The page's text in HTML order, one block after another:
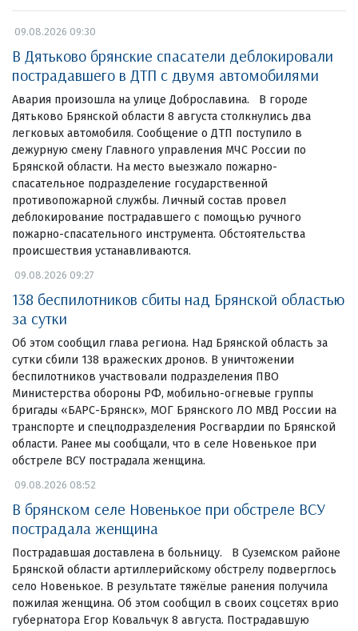
09.08.2026 09:30
В Дятьково брянские спасатели деблокировали
пострадавшего в ДТП с двумя автомобилями
Авария произошла на улице Доброславина. В городе
Дятьково Брянской области 8 августа столкнулись два
легковых автомобиля. Сообщение о ДТП поступило в
дежурную смену Главного управления МЧС России по
Брянской области. На место выезжало пожарно-
спасательное подразделение государственной
противопожарной службы. Личный состав провел
деблокирование пострадавшего с помощью ручного
пожарно-спасательного инструмента. Обстоятельства
происшествия устанавливаются.
09.08.2026 09:27
138 беспилотников сбиты над Брянской областью
за сутки
Об этом сообщил глава региона. Над Брянской область за
сутки сбили 138 вражеских дронов. В уничтожении
беспилотников участвовали подразделения ПВО
Министерства обороны РФ, мобильно-огневые группы
бригады «БАРС-Брянск», МОГ Брянского ЛО МВД России на
транспорте и спецподразделения Росгвардии по Брянской
области. Ранее мы сообщали, что в селе Новенькое при
обстреле ВСУ пострадала женщина.
09.08.2026 08:52
В брянском селе Новенькое при обстреле ВСУ
пострадала женщина
Пострадавшая доставлена в больницу. В Суземском районе
Брянской области артиллерийскому обстрелу подверглось
село Новенькое. В результате тяжёлые ранения получила
пожилая женщина. Об этом сообщил в своих соцсетях врио
губернатора Егор Ковальчук 8 августа. Пострадавшую